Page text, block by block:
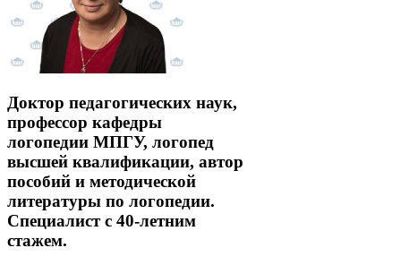
Доктор педагогических наук,
профессор кафедры
логопедии МПГУ, логопед
высшей квалификации, автор
пособий и методической
литературы по логопедии.
Специалист с 40-летним
стажем.